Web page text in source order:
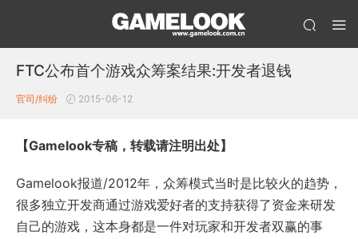
FTC公布首个游戏众筹案结果:开发者退钱
官司/纠纷 2015-06-12
【Gamelook专稿，转载请注明出处】
Gamelook报道/2012年，众筹模式当时是比较火的趋势，
很多独立开发商通过游戏爱好者的支持获得了资金来研发
自己的游戏，这本身都是一件对玩家和开发者双赢的事